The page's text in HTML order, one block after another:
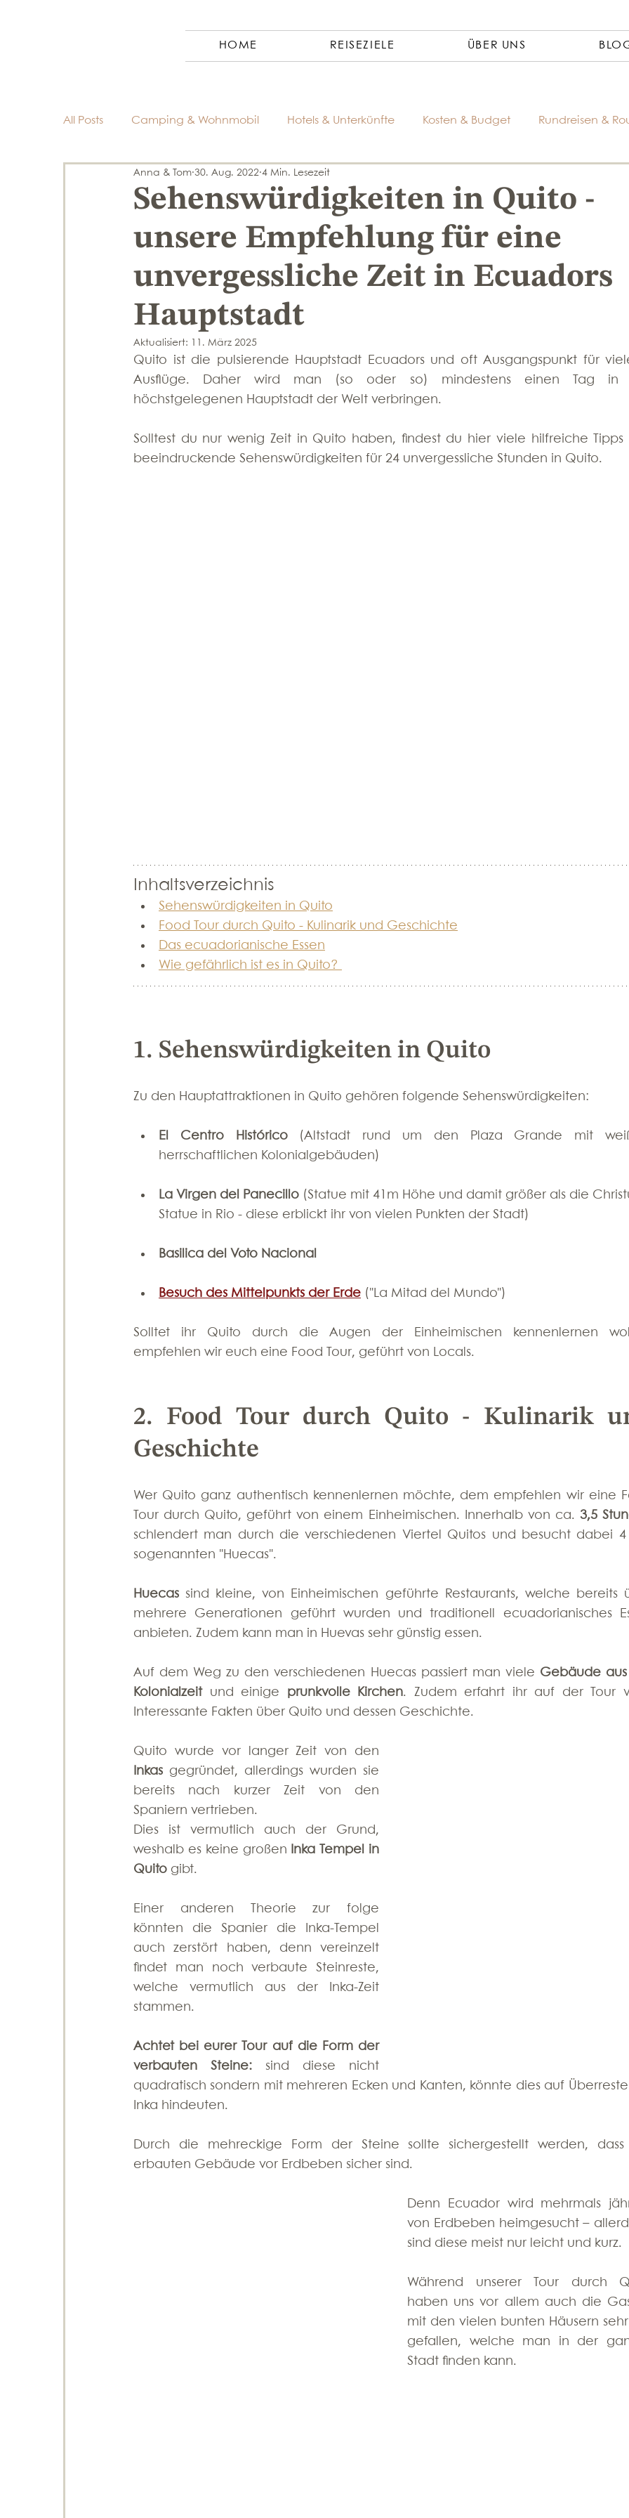
HOME REISEZIELE ÜBER UNS
All Posts Camping & Wohnmobil Hotels & Unterkünfte Kosten & Budget Rundreisen &
Reiseziele Reiseplanung & Tipps
Sehenswürdigkeiten in Quito -
unsere Empfehlung für eine
unvergessliche Zeit in Ecuadors
Hauptstadt
Anna & Tom 30. Aug. 2022 4 Min. Lesezeit
Aktualisiert: 11. März 2025
Quito ist die pulsierende Hauptstadt Ecuadors und oft Ausgangspunkt für
Ausflüge. Daher wird man (so oder so) mindestens einen Tag in
höchstgelegenen Hauptstadt der Welt verbringen.
Solltest du nur wenig Zeit in Quito haben, findest du hier viele hilfreiche Tipps
beeindruckende Sehenswürdigkeiten für 24 unvergessliche Stunden in Quito.
Inhaltsverzeichnis
Sehenswürdigkeiten in Quito
Food Tour durch Quito - Kulinarik und Geschichte
Das ecuadorianische Essen
Wie gefährlich ist es in Quito?
1. Sehenswürdigkeiten in Quito
Zu den Hauptattraktionen in Quito gehören folgende Sehenswürdigkeiten:
El Centro Histórico (Altstadt rund um den Plaza Grande mit
herrschaftlichen Kolonialgebäuden)
La Virgen del Panecillo (Statue mit 41m Höhe und damit größer als die
Statue in Rio - diese erblickt ihr von vielen Punkten der Stadt)
Basilica del Voto Nacional
Besuch des Mittelpunkts der Erde ("La Mitad del Mundo")
Solltet ihr Quito durch die Augen der Einheimischen kennenlernen
empfehlen wir euch eine Food Tour, geführt von Locals.
2. Food Tour durch Quito - Kulinarik
Geschichte
Wer Quito ganz authentisch kennenlernen möchte, dem empfehlen wir eine
Tour durch Quito, geführt von einem Einheimischen. Innerhalb von ca. 3,5
schlendert man durch die verschiedenen Viertel Quitos und besucht dabei
sogenannten "Huecas".
Huecas sind kleine, von Einheimischen geführte Restaurants, welche bereits
mehrere Generationen geführt wurden und traditionell ecuadorianisches
anbieten. Zudem kann man in Huevas sehr günstig essen.
Auf dem Weg zu den verschiedenen Huecas passiert man viele Gebäude
Kolonialzeit und einige prunkvolle Kirchen. Zudem erfahrt ihr auf der Tour
Interessante Fakten über Quito und dessen Geschichte.
Inkas gegründet, allerdings wurden sie
bereits nach kurzer Zeit von den
Spaniern vertrieben.
Dies ist vermutlich auch der Grund,
weshalb es keine großen
Inka Tempel in
Quito gibt.
Einer anderen Theorie zur folge
könnten die Spanier die Inka-Tempel
auch zerstört haben, denn vereinzelt
findet man noch verbaute Steinreste,
welche vermutlich aus der Inka-Zeit
stammen.
Achtet bei eurer Tour auf die Form der
verbauten Steine: sind diese nicht
quadratisch sondern mit mehreren Ecken und Kanten, könnte dies auf
Inka hindeuten.
Durch die mehreckige Form der Steine sollte sichergestellt werden,
erbauten Gebäude vor Erdbeben sicher sind.
Denn Ecuador wird mehrmals
von Erdbeben heimgesucht –
sind diese meist nur leicht und kurz.
Während unserer Tour durch
haben uns vor allem auch die
mit den vielen bunten Häusern
gefallen, welche man in der
Stadt finden kann.